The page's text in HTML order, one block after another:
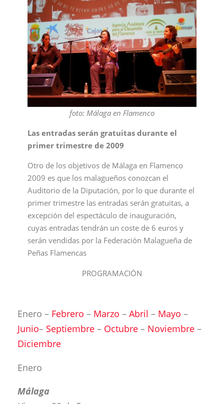
foto: Málaga en Flamenco
Las entradas serán gratuitas durante el
primer trimestre de 2009
Otro de los objetivos de Málaga en Flamenco
2009 es que los malagueños conozcan el
Auditorio de la Diputación, por lo que durante el
primer trimestre las entradas serán gratuitas, a
excepción del espectáculo de inauguración,
cuyas entradas tendrán un coste de 6 euros y
serán vendidas por la Federación Malagueña de
Peñas Flamencas
PROGRAMACIÓN
Enero – Febrero – Marzo – Abril – Mayo –
Junio– Septiembre – Octubre – Noviembre –
Diciembre
Enero
Málaga